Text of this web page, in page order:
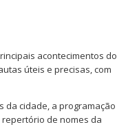
acontecimentos do
úteis e precisas, com
da cidade, a programação
de nomes da